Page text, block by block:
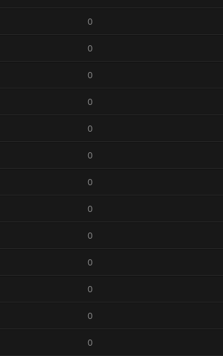
0
0
0
0
0
0
0
0
0
0
0
0
0